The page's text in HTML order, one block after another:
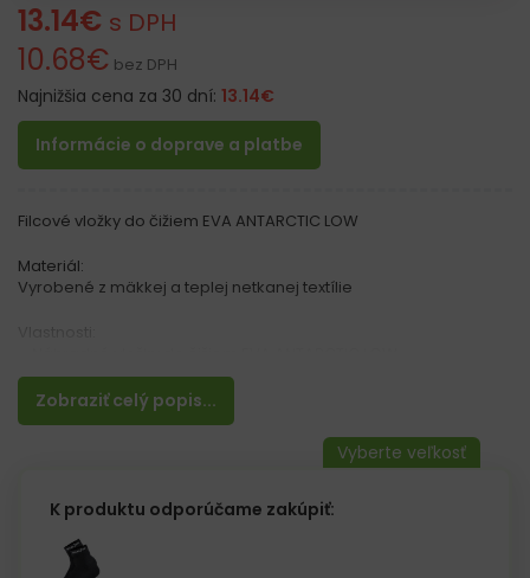
13.14€ s DPH
10.68€ bez DPH
Najnižšia cena za 30 dní: 13.14€
Informácie o doprave a platbe
Zobraziť celý popis...
Filcové vložky do čižiem EVA ANTARCTIC LOW
Materiál:
Vyrobené z mäkkej a teplej netkanej textílie
– Menčestrový golier na vrchu
– Tepelná izolácia vďaka hliníkovej fólii
K produktu odporúčame zakúpiť: